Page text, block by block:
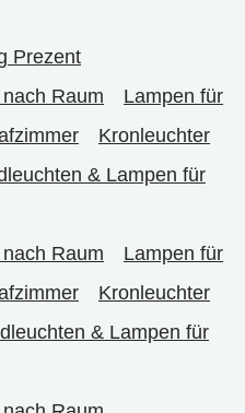
Prezent
Raum
Lampen für
Kronleuchter
& Lampen für
Raum
Lampen für
Kronleuchter
& Lampen für